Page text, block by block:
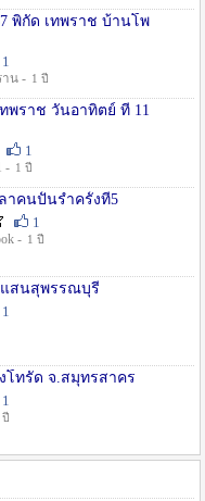
พิกัด เทพราช บ้านโพ
1
าน - 1 ปี
พราช วันอาทิตย์ ที่ 11
1
- 1 ปี
าคนปั้นรำครั้งที่5
1
- 1 ปี
แสนสุพรรณบุรี
1
โทรัด จ.สมุทรสาคร
1
ปี